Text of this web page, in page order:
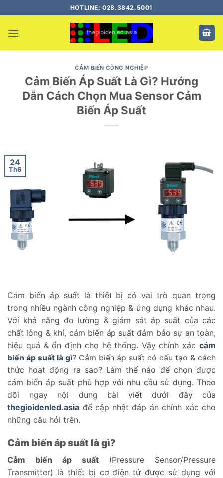
qua
nội
HOTLINE: 028.3842.5001
CẢM BIẾN CÔNG NGHIỆP
Cảm Biến Áp Suất Là Gì? Hướng
Dẫn Cách Chọn Mua Sensor Cảm
Biến Áp Suất
24
Th6
Cảm biến áp suất là thiết bị có vai trò quan trọng
trong nhiều ngành công nghiệp & ứng dụng khác nhau.
Với khả năng đo lường & giám sát áp suất của các
chất lỏng & khí, cảm biến áp suất đảm bảo sự an toàn,
hiệu quả & ổn định cho hệ thống. Vậy chính xác cảm
biến áp suất là gì? Cảm biến áp suất có cấu tạo & cách
thức hoạt động ra sao? Làm thế nào để chọn được
cảm biến áp suất phù hợp với nhu cầu sử dụng. Theo
dõi ngay nội dung bài viết dưới đây của
thegioidenled.asia để cập nhật đáp án chính xác cho
những câu hỏi trên.
Cảm biến áp suất là gì?
Cảm biến áp suất (Pressure Sensor/Pressure
Transmitter) là thiết bị cơ điện tử được sử dụng với